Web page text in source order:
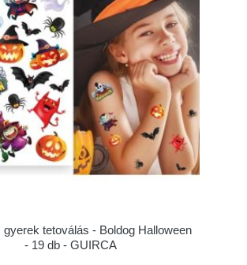
gyerek tetoválás - Boldog Halloween
- 19 db - GUIRCA